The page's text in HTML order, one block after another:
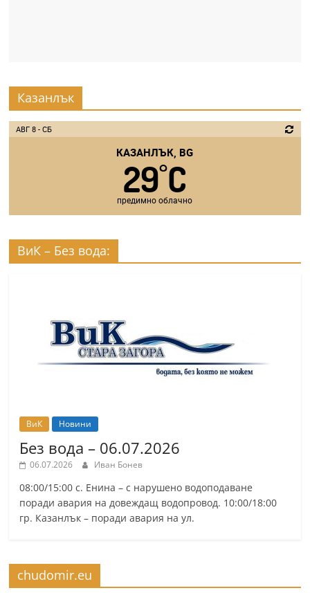
Казанлък
АВГ 8 - СБ
КАЗАНЛЪК, BG
29°C
предимно облачно
ВиК – Без вода:
ВиК Новини
Без вода – 06.07.2026
06.07.2026 Иван Бонев
08:00/15:00 с. Енина – с нарушено водоподаване
поради авария на довеждащ водопровод. 10:00/18:00
гр. Казанлък – поради авария на ул.
chudomir.eu